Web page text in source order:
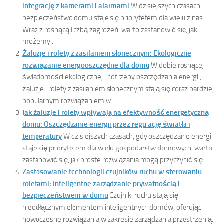
integrację z kamerami i alarmami W dzisiejszych czasach
bezpieczeństwo domu staje się priorytetem dla wielu z nas.
Wraz z rosnącą liczbą zagrożeń, warto zastanowić się, jak
możemy...
Żaluzje i rolety z zasilaniem słonecznym: Ekologiczne
rozwiązanie energooszczędne dla domuW dobie rosnącej
świadomości ekologicznej i potrzeby oszczędzania energii,
żaluzje i rolety z zasilaniem słonecznym stają się coraz bardziej
popularnym rozwiązaniem w...
Jak żaluzje i rolety wpływają na efektywność energetyczną
domu: Oszczędzanie energii przez regulację światła i
temperaturyW dzisiejszych czasach, gdy oszczędzanie energii
staje się priorytetem dla wielu gospodarstw domowych, warto
zastanowić się, jak proste rozwiązania mogą przyczynić się...
Zastosowanie technologii czujników ruchu w sterowaniu
roletami: Inteligentne zarządzanie prywatnością i
bezpieczeństwem w domu Czujniki ruchu stają się
nieodłącznym elementem inteligentnych domów, oferując
nowoczesne rozwiązania w zakresie zarządzania przestrzenią.